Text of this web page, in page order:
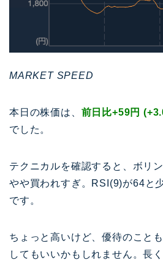
MARKET SPEED
本日の株価は、 前日比+59円
でした。
テクニカルを確認すると、ボリ
やや買われすぎ。RSI(9)が64と
です。
ちょっと高いけど、優待のこと
してもいいかもしれません。長